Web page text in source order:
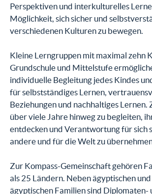
Perspektiven und interkulturelles
Möglichkeit, sich sicher und
verschiedenen Kulturen zu bewegen.
Kleine Lerngruppen mit maximal zehn
Grundschule und Mittelstufe
individuelle Begleitung jedes Kindes
für selbstständiges Lernen,
Beziehungen und nachhaltiges Lernen.
über viele Jahre hinweg zu begleiten,
entdecken und Verantwortung für sich
andere und für die Welt zu
Zur Kompass-Gemeinschaft gehören
als 25 Ländern. Neben ägyptischen
ägyptischen Familien sind Diplomaten-